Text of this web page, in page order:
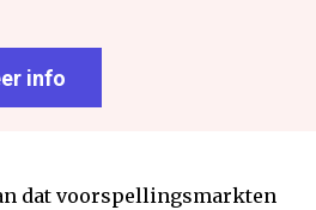
info
dat voorspellingsmarkten